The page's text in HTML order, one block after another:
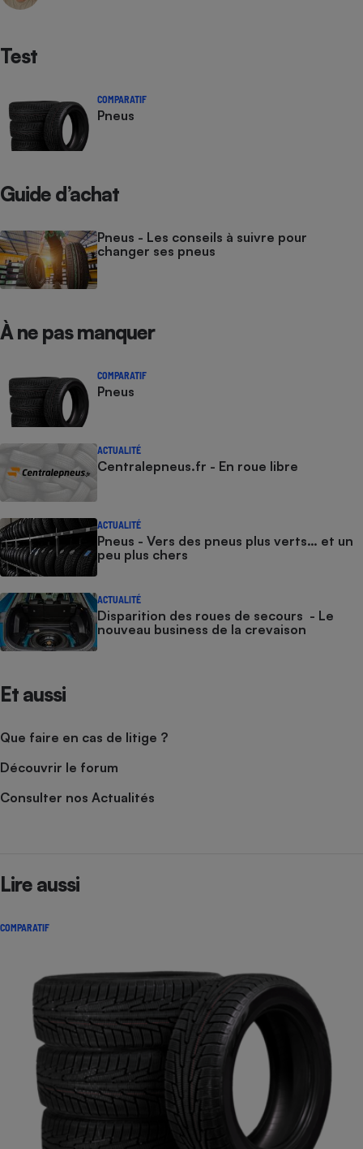
Test
COMPARATIF
Pneus
Guide d’achat
Pneus - Les conseils à suivre pour
changer ses pneus
À ne pas manquer
COMPARATIF
Pneus
ACTUALITÉ
Centralepneus.fr - En roue libre
ACTUALITÉ
Pneus - Vers des pneus plus verts… et un
peu plus chers
ACTUALITÉ
Disparition des roues de secours - Le
nouveau business de la crevaison
Et aussi
Que faire en cas de litige ?
Découvrir le forum
Consulter nos Actualités
Lire aussi
COMPARATIF